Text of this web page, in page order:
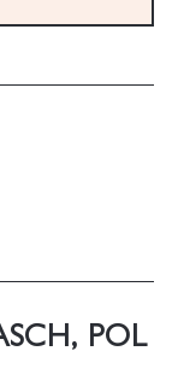
POL